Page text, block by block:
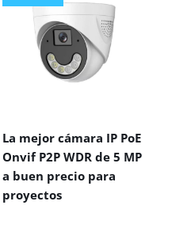
La mejor cámara IP PoE
Onvif P2P WDR de 5 MP
a buen precio para
proyectos